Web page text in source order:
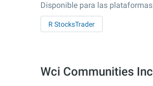
Disponible para las plataformas
R StocksTrader
Wci Communities